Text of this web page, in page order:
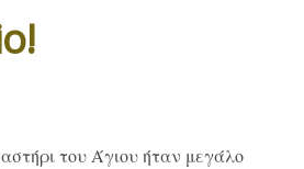
του Άγιου ήταν μεγάλο